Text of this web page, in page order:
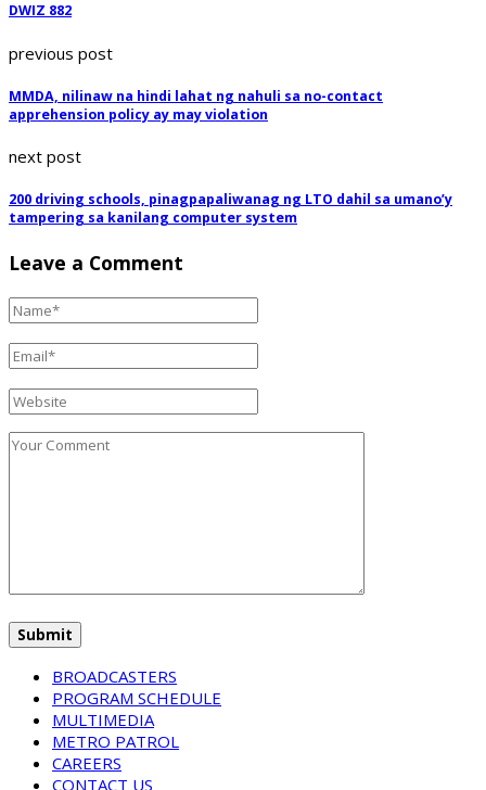
DWIZ 882
previous post
MMDA, nilinaw na hindi lahat ng nahuli sa no-contact
apprehension policy ay may violation
next post
200 driving schools, pinagpapaliwanag ng LTO dahil sa umano’y
tampering sa kanilang computer system
Leave a Comment
BROADCASTERS
PROGRAM SCHEDULE
MULTIMEDIA
METRO PATROL
CAREERS
CONTACT US